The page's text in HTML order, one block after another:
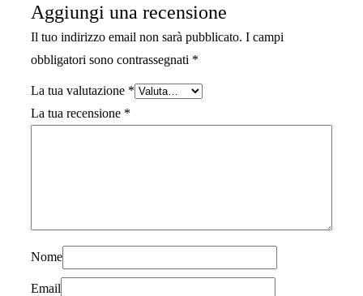
Aggiungi una recensione
Il tuo indirizzo email non sarà pubblicato. I campi
obbligatori sono contrassegnati *
La tua valutazione *
La tua recensione *
Nome
Email